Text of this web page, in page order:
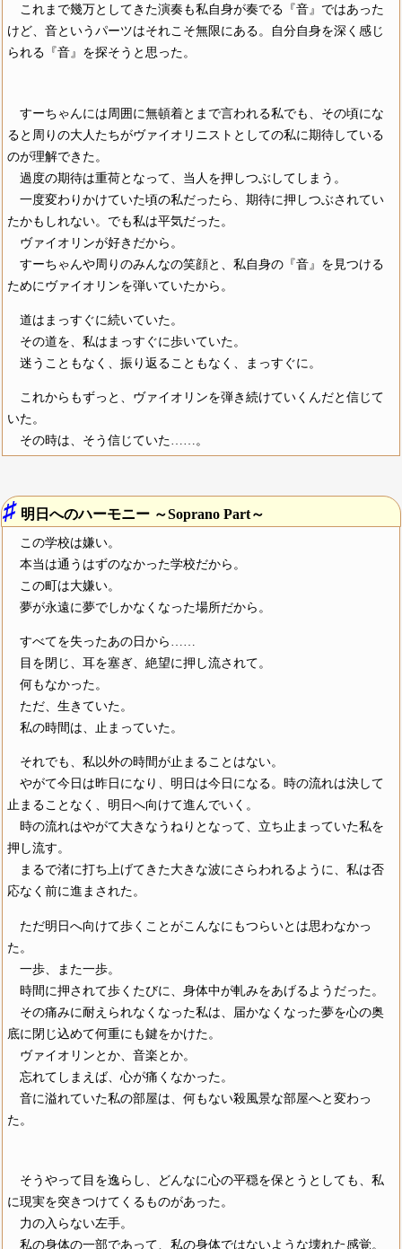
これまで幾万としてきた演奏も私自身が奏でる『音』ではあった
けど、音というパーツはそれこそ無限にある。自分自身を深く感じ
られる『音』を探そうと思った。
すーちゃんには周囲に無頓着とまで言われる私でも、その頃にな
ると周りの大人たちがヴァイオリニストとしての私に期待している
のが理解できた。
過度の期待は重荷となって、当人を押しつぶしてしまう。
一度変わりかけていた頃の私だったら、期待に押しつぶされてい
たかもしれない。でも私は平気だった。
ヴァイオリンが好きだから。
すーちゃんや周りのみんなの笑顔と、私自身の『音』を見つける
ためにヴァイオリンを弾いていたから。
道はまっすぐに続いていた。
その道を、私はまっすぐに歩いていた。
迷うこともなく、振り返ることもなく、まっすぐに。
これからもずっと、ヴァイオリンを弾き続けていくんだと信じて
いた。
その時は、そう信じていた……。
♯ 明日へのハーモニー ～Soprano Part～
この学校は嫌い。
本当は通うはずのなかった学校だから。
この町は大嫌い。
夢が永遠に夢でしかなくなった場所だから。
すべてを失ったあの日から……
目を閉じ、耳を塞ぎ、絶望に押し流されて。
何もなかった。
ただ、生きていた。
私の時間は、止まっていた。
それでも、私以外の時間が止まることはない。
やがて今日は昨日になり、明日は今日になる。時の流れは決して
止まることなく、明日へ向けて進んでいく。
時の流れはやがて大きなうねりとなって、立ち止まっていた私を
押し流す。
まるで渚に打ち上げてきた大きな波にさらわれるように、私は否
応なく前に進まされた。
ただ明日へ向けて歩くことがこんなにもつらいとは思わなかっ
た。
一歩、また一歩。
時間に押されて歩くたびに、身体中が軋みをあげるようだった。
その痛みに耐えられなくなった私は、届かなくなった夢を心の奥
底に閉じ込めて何重にも鍵をかけた。
ヴァイオリンとか、音楽とか。
忘れてしまえば、心が痛くなかった。
音に溢れていた私の部屋は、何もない殺風景な部屋へと変わっ
た。
そうやって目を逸らし、どんなに心の平穏を保とうとしても、私
に現実を突きつけてくるものがあった。
力の入らない左手。
私の身体の一部であって、私の身体ではないような壊れた感覚。